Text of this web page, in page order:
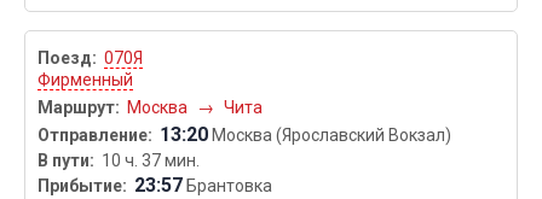
070Я
Фирменный
Москва
→ Чита
13:20 Москва (Ярославский Вокзал)
10 ч. 37 мин.
23:57 Брантовка